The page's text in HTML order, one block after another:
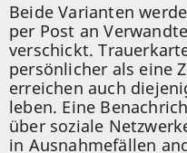
Beide Varianten
per Post an
verschickt.
persönlicher als eine
erreichen auch
leben. Eine
über soziale
in Ausnahmefällen